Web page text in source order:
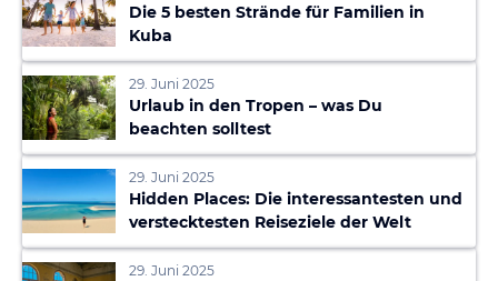
Die 5 besten Strände für Familien in
Kuba
29. Juni 2025
Urlaub in den Tropen – was Du
beachten solltest
29. Juni 2025
Hidden Places: Die interessantesten und
verstecktesten Reiseziele der Welt
29. Juni 2025